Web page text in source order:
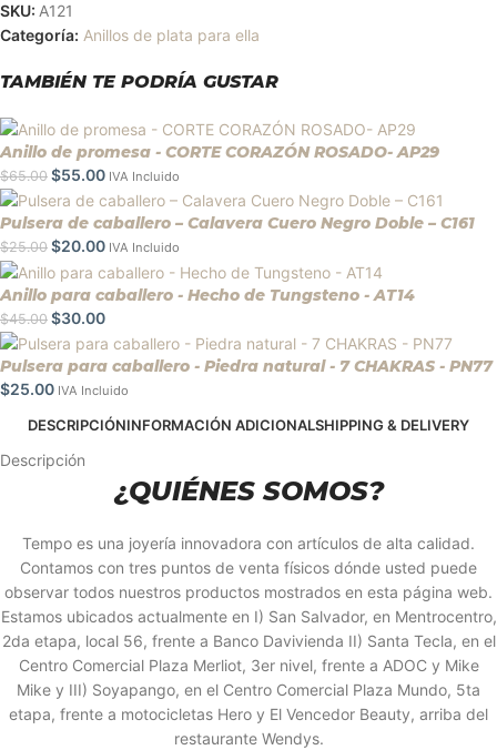
SKU: A121
Categoría: Anillos de plata para ella
TAMBIÉN TE PODRÍA GUSTAR
Anillo de promesa - CORTE CORAZÓN ROSADO- AP29
$65.00 $55.00 IVA Incluido
Pulsera de caballero – Calavera Cuero Negro Doble – C161
$25.00 $20.00 IVA Incluido
Anillo para caballero - Hecho de Tungsteno - AT14
$45.00 $30.00
Pulsera para caballero - Piedra natural - 7 CHAKRAS - PN77
$25.00 IVA Incluido
DESCRIPCIÓNINFORMACIÓN ADICIONALSHIPPING & DELIVERY
Descripción
¿QUIÉNES SOMOS?
Tempo es una joyería innovadora con artículos de alta calidad.
Contamos con tres puntos de venta físicos dónde usted puede
observar todos nuestros productos mostrados en esta página web.
Estamos ubicados actualmente en I) San Salvador, en Mentrocentro,
2da etapa, local 56, frente a Banco Davivienda II) Santa Tecla, en el
Centro Comercial Plaza Merliot, 3er nivel, frente a ADOC y Mike
Mike y III) Soyapango, en el Centro Comercial Plaza Mundo, 5ta
etapa, frente a motocicletas Hero y El Vencedor Beauty, arriba del
restaurante Wendys.